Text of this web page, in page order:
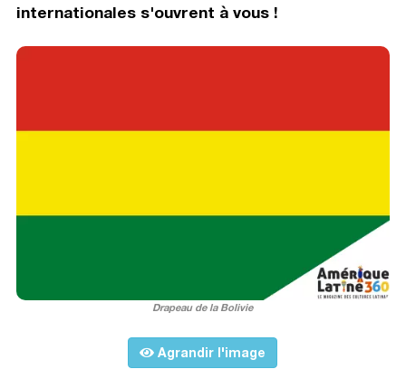
internationales s'ouvrent à vous !
Drapeau de la Bolivie
Agrandir l'image